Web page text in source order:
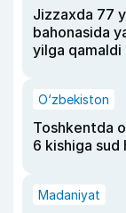
Jizzaxda 77
bahonasida
yilga qamaldi
O‘zbekiston
Toshkentda
6 kishiga sud
Madaniyat